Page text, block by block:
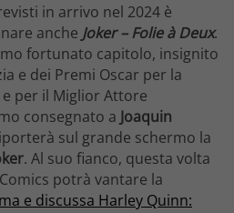
in arrivo nel 2024 è
anche Joker – Folie à Deux.
fortunato capitolo, insignito
e dei Premi Oscar per la
per il Miglior Attore
consegnato a Joaquin
sul grande schermo la
. Al suo fianco, questa volta
potrà vantare la
e discussa Harley Quinn: